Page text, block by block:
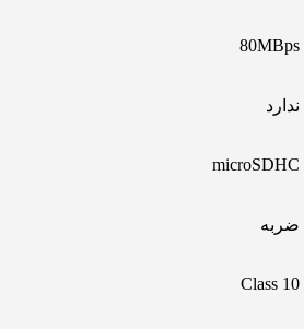
80MBps
ندارد
microSDHC
ضربه
Class 10